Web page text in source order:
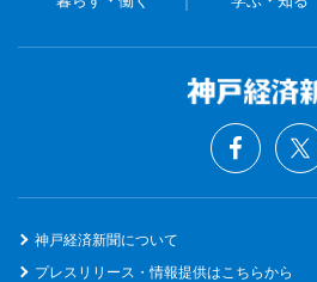
神戸経済新聞について
プレスリリース・情報提供はこちらから